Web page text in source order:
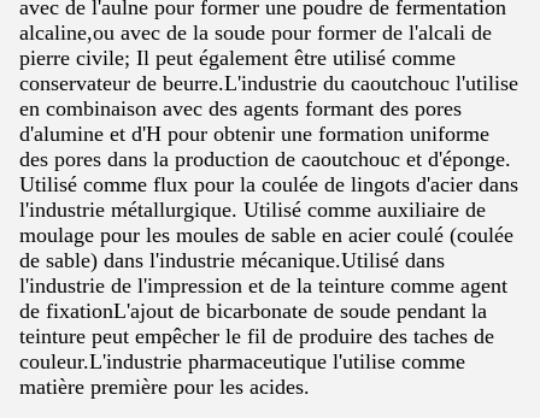
avec de l'aulne pour former une poudre de fermentation
alcaline,ou avec de la soude pour former de l'alcali de
pierre civile; Il peut également être utilisé comme
conservateur de beurre.L'industrie du caoutchouc l'utilise
en combinaison avec des agents formant des pores
d'alumine et d'H pour obtenir une formation uniforme
des pores dans la production de caoutchouc et d'éponge.
Utilisé comme flux pour la coulée de lingots d'acier dans
l'industrie métallurgique. Utilisé comme auxiliaire de
moulage pour les moules de sable en acier coulé (coulée
de sable) dans l'industrie mécanique.Utilisé dans
l'industrie de l'impression et de la teinture comme agent
de fixationL'ajout de bicarbonate de soude pendant la
teinture peut empêcher le fil de produire des taches de
couleur.L'industrie pharmaceutique l'utilise comme
matière première pour les acides.